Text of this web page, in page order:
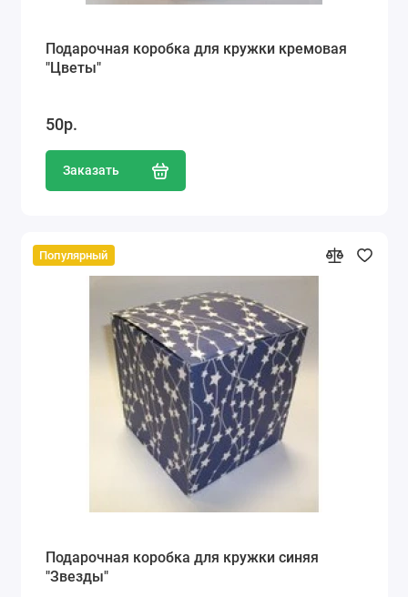
Подарочная коробка для кружки кремовая
"Цветы"
50р.
Заказать
Популярный
Подарочная коробка для кружки синяя
"Звезды"